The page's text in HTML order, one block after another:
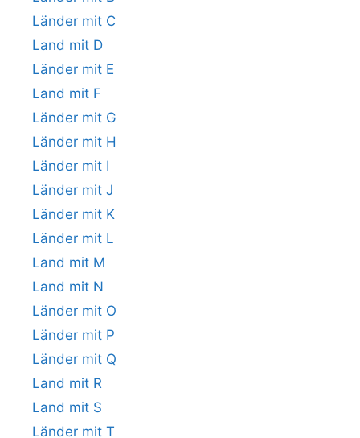
Länder mit C
Land mit D
Länder mit E
Land mit F
Länder mit G
Länder mit H
Länder mit I
Länder mit J
Länder mit K
Länder mit L
Land mit M
Land mit N
Länder mit O
Länder mit P
Länder mit Q
Land mit R
Land mit S
Länder mit T